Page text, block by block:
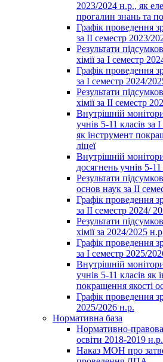
2023/2024 н.р., як
прогалин знань та
Графік проведення
за ІІ семестр 2023/
Результати
хімії за І семестр
Графік проведення
за І семестр 2024/
Результати
хімії за ІІ семестр
Внутрішній
учнів 5-11 класів за
як інструмент
ліцеї
Внутрішній
досягнень учнів 5-
Результати
основ наук за ІІ
Графік проведення
за ІІ семестр 2024/
Результати
хімії за 2024/2025
Графік проведення
за І семестр 2025/
Внутрішній
учнів 5-11 класів як
покращення якості
Графік проведення
2025/2026 н.р.
Нормативна база
Нормативно-правова
освіти 2018-2019 н.р.
Наказ МОН про